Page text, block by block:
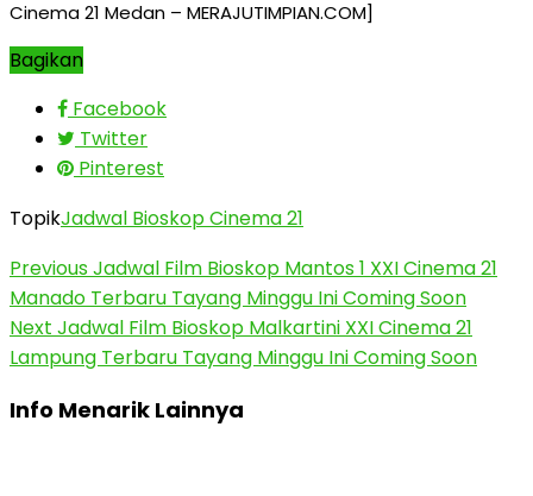
Cinema 21 Medan – MERAJUTIMPIAN.COM]
Bagikan
Facebook
Twitter
Pinterest
TopikJadwal Bioskop Cinema 21
PreviousJadwal Film Bioskop Mantos 1 XXI Cinema 21
Manado Terbaru Tayang Minggu Ini Coming Soon
Next Jadwal Film Bioskop Malkartini XXI Cinema 21
Lampung Terbaru Tayang Minggu Ini Coming Soon
Info Menarik Lainnya